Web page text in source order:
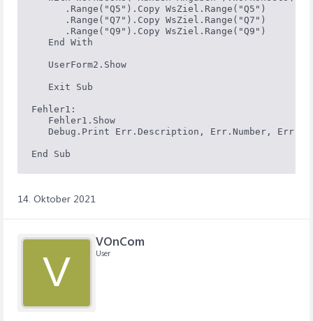
      .Range("Q5").Copy WsZiel.Range("Q5")
      .Range("Q7").Copy WsZiel.Range("Q7")
      .Range("Q9").Copy WsZiel.Range("Q9")
   End With
   UserForm2.Show
   Exit Sub
Fehler1:
   Fehler1.Show
Debug.Print Err.Description, Err.Number,
14. Oktober 2021
V
VOnCom
User